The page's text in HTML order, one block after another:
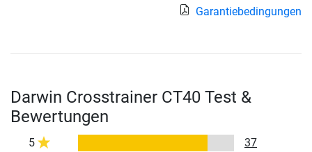
Garantiebedingungen
Darwin Crosstrainer CT40 Test &
Bewertungen
5
37